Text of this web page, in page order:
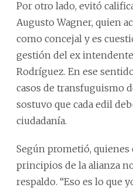
Por otro lado, evitó
Augusto Wagner, quien
como concejal y es
gestión del ex
Rodríguez. En ese
casos de transfuguismo
sostuvo que cada edil
ciudadanía.
Según prometió,
principios de la alianza
respaldo. “Eso es lo que